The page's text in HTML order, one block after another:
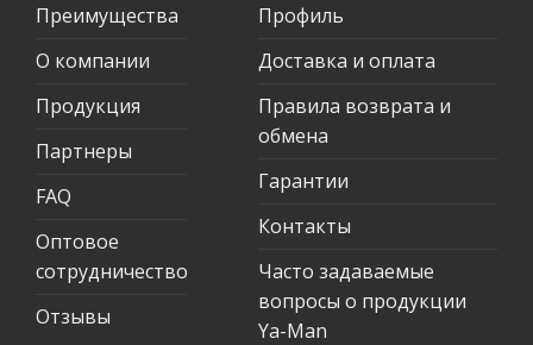
Преимущества
О компании
Продукция
Партнеры
FAQ
Оптовое
сотрудничество
Отзывы
Профиль
Доставка и оплата
Правила возврата и
обмена
Гарантии
Контакты
Часто задаваемые
вопросы о продукции
Ya-Man